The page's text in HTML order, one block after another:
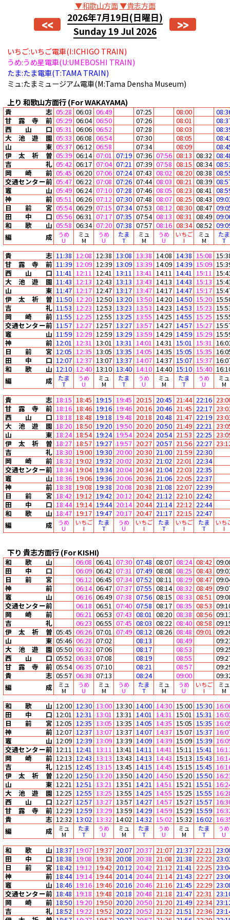
▼和歌山方面▼貴志方面
<< 2026年7月19日(日曜日)
Sunday 19 Jul 2026
>>
いちご:いちご電車(I:ICHIGO TRAIN)
うめ:うめ星電車(U:UMEBOSHI TRAIN)
たま:たま電車(T:TAMA TRAIN)
ミュ:たまミュージアム電車(M:Tama Densha Museum)
上り 和歌山方面行(For WAKAYAMA)
貴志 05:28 06:03 06:49 07:25 08:00
甘露寺前 05:29 06:04 06:50 07:26 08:01
西山口 05:31 06:06 06:52 07:28 08:03
大池遊園 05:33 06:08 06:54 07:30 08:05
山東 05:37 06:12 06:58 07:34 08:09
伊太祈曽 05:39 06:14 07:01 07:19 07:36 07:56 08:13 08:32
吉礼 05:42 06:17 07:04 07:21 07:39 07:58 08:15 08:34
岡崎前 05:45 06:20 07:06 07:24 07:43 08:02 08:20 08:38
交通センター前 05:47 06:22 07:08 07:26 07:44 08:03 08:21 08:39
竈山 05:49 06:24 07:10 07:28 07:46 08:05 08:23 08:41
神前 05:51 06:26 07:12 07:30 07:48 08:07 08:25 08:43
日前宮 05:54 06:29 07:15 07:34 07:53 08:12 08:30 08:47
田中口 05:56 06:31 07:17 07:35 07:54 08:13 08:31 08:49
和歌山 05:58 06:34 07:20 07:38 07:57 08:16 08:34 08:52
編成
うめ
U
ミュ
M
うめ
U
たま
T
ミュ
M
うめ
U
いちご
I
ミュ
M
たま
T
貴志 11:38 12:08 12:38 13:08 13:38 14:08 14:38 15:08
甘露寺前 11:39 12:09 12:39 13:09 13:39 14:09 14:39 15:09
西山口 11:41 12:11 12:41 13:11 13:41 14:11 14:41 15:11
大池遊園 11:43 12:13 12:43 13:13 13:43 14:13 14:43 15:13
山東 11:47 12:17 12:47 13:17 13:47 14:17 14:47 15:17
伊太祈曽 11:50 12:20 12:50 13:20 13:50 14:20 14:50 15:20
吉礼 11:53 12:23 12:53 13:23 13:53 14:23 14:53 15:23
岡崎前 11:55 12:25 12:55 13:25 13:55 14:25 14:55 15:25
交通センター前 11:57 12:27 12:57 13:27 13:57 14:27 14:57 15:27
竈山 11:59 12:29 12:59 13:29 13:59 14:29 14:59 15:29
神前 12:01 12:31 13:01 13:31 14:01 14:31 15:01 15:31
日前宮 12:05 12:35 13:05 13:35 14:05 14:35 15:05 15:35
田中口 12:07 12:37 13:07 13:37 14:07 14:37 15:07 15:37
和歌山 12:10 12:40 13:10 13:40 14:10 14:40 15:10 15:40
編成
たま
T
うめ
U
ミュ
M
たま
T
うめ
U
ミュ
M
たま
T
うめ
U
ミュ
M
貴志 18:15 18:45 19:15 19:45 20:15 20:45 21:44 22:16
甘露寺前 18:16 18:46 19:16 19:46 20:16 20:46 21:45 22:17
西山口 18:18 18:48 19:18 19:48 20:18 20:48 21:47 22:19
大池遊園 18:20 18:50 19:20 19:50 20:20 20:50 21:49 22:21
山東 18:24 18:54 19:24 19:54 20:24 20:54 21:53 22:25
伊太祈曽 18:27 18:57 19:27 19:57 20:27 20:57 21:56 22:27
吉礼 18:30 19:00 19:30 20:00 20:30 21:00 21:59 22:30
岡崎前 18:32 19:02 19:32 20:02 20:32 21:02 22:01 22:34
交通センター前 18:34 19:04 19:34 20:04 20:34 21:04 22:03 22:35
竈山 18:36 19:06 19:36 20:06 20:36 21:06 22:05 22:37
神前 18:38 19:08 19:38 20:08 20:38 21:08 22:07 22:39
日前宮 18:42 19:12 19:42 20:12 20:42 21:12 22:10 22:42
田中口 18:44 19:14 19:44 20:14 20:44 21:14 22:12 22:44
和歌山 18:47 19:17 19:47 20:17 20:47 21:17 22:15 22:47
編成
うめ
U
いちご
I
たま
T
うめ
U
いちご
I
たま
T
いちご
I
たま
T
いち
I
下り 貴志方面行(For KISHI)
和歌山 06:08 06:41 07:30 07:48 08:07 08:24 08:42
田中口
06:09 06:42 07:31 07:49 08:08 08:25 08:43
日前宮
06:12 06:45 07:34 07:52 08:11 08:29 08:47
神前
06:14 06:47 07:37 07:55 08:14 08:32 08:49
竈山
06:16 06:49 07:38 07:56 08:15 08:33 08:51
交通センター前
06:18 06:51 07:40 07:58 08:17 08:35 08:53
岡崎前
06:21 06:53 07:43 08:01 08:20 08:38 08:56
吉礼
06:23 06:55 07:45 08:03 08:22 08:40 08:58
伊太祈曽 05:45 06:26 07:01 07:49 08:12 08:26 08:48 09:01
山東 05:46 06:28 07:02 08:13 08:49
大池遊園 05:50 06:32 07:06 08:17 08:53
西山口 05:52 06:33 07:08 08:19 08:55
甘露寺前 05:54 06:35 07:10 08:21 08:57
貴志 05:57 06:38 07:13 08:24 09:00
編成
ミュ
M
うめ
U
ミュ
M
うめ
U
たま
T
ミュ
M
うめ
U
いちご
I
ミュ
M
和歌山 12:00 12:30 13:00 13:30 14:00 14:30 15:00 15:30
田中口 12:01 12:31 13:01 13:31 14:01 14:31 15:01 15:31
日前宮 12:05 12:35 13:05 13:35 14:05 14:35 15:05 15:35
神前 12:07 12:37 13:07 13:37 14:07 14:37 15:07 15:37
竈山 12:09 12:39 13:09 13:39 14:09 14:39 15:09 15:39
交通センター前 12:11 12:41 13:11 13:41 14:11 14:41 15:11 15:41
岡崎前 12:13 12:43 13:13 13:43 14:13 14:43 15:13 15:43
吉礼 12:15 12:45 13:15 13:45 14:15 14:45 15:15 15:45
伊太祈曽 12:20 12:50 13:20 13:50 14:20 14:50 15:20 15:50
山東 12:21 12:51 13:21 13:51 14:21 14:51 15:21 15:51
大池遊園 12:25 12:55 13:25 13:55 14:25 14:55 15:25 15:55
西山口 12:27 12:57 13:27 13:57 14:27 14:57 15:27 15:57
甘露寺前 12:29 12:59 13:29 13:59 14:29 14:59 15:29 15:59
貴志 12:32 13:02 13:32 14:02 14:32 15:02 15:32 16:02
編成
ミュ
M
たま
T
うめ
U
ミュ
M
たま
T
うめ
U
ミュ
M
たま
T
うめ
U
和歌山 18:37 19:07 19:37 20:07 20:37 21:07 21:37 22:21
田中口 18:38 19:08 19:38 20:08 20:38 21:08 21:38 22:22
日前宮 18:42 19:12 19:42 20:12 20:42 21:12 21:41 22:25
神前 18:44 19:14 19:44 20:14 20:44 21:14 21:43 22:27
竈山 18:46 19:16 19:46 20:16 20:46 21:16 21:45 22:29
交通センター前 18:48 19:18 19:48 20:18 20:48 21:18 21:47 22:31
岡崎前 18:50 19:20 19:50 20:20 20:50 21:20 21:49 22:34
吉礼 18:52 19:22 19:52 20:22 20:52 21:22 21:51 22:36